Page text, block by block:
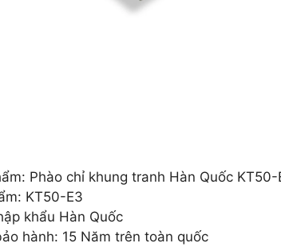
Phào chỉ khung tranh Hàn Quốc KT50-
KT50-E3
khẩu Hàn Quốc
hành: 15 Năm trên toàn quốc